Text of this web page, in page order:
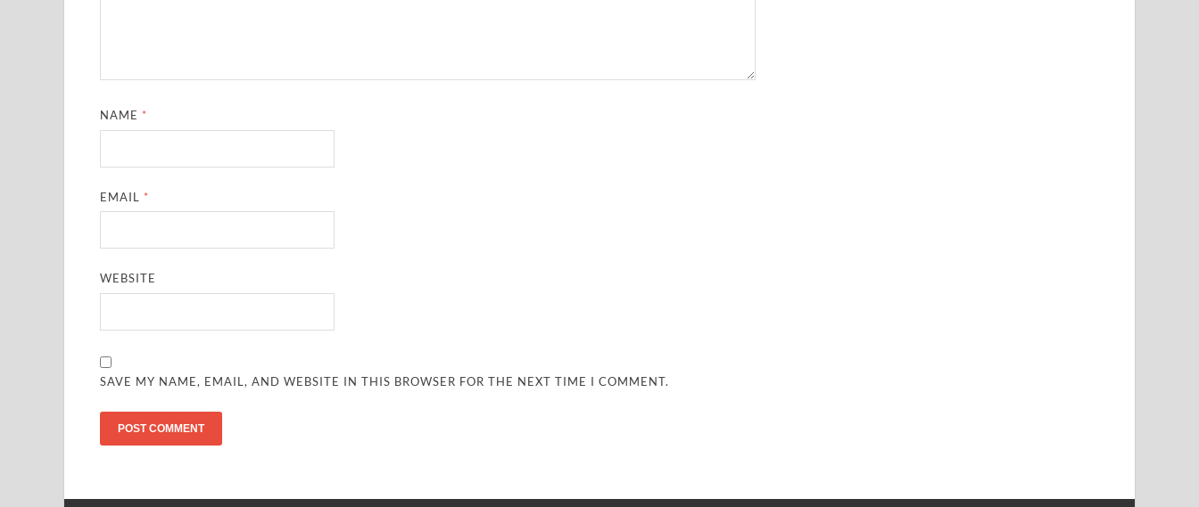
NAME *
EMAIL *
WEBSITE
SAVE MY NAME, EMAIL, AND WEBSITE IN THIS BROWSER FOR THE NEXT TIME I COMMENT.